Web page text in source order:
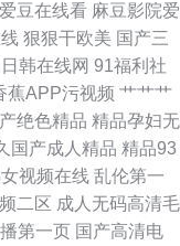
爱豆在线看 麻豆影院爱
狠狠干欧美 国产三
日韩在线网 91福利社
蕉APP污视频 艹艹艹
绝色精品 精品孕妇无
国产成人精品 精品93
视频在线 乱伦第一
二区 成人无码高清毛
第一页 国产高清电